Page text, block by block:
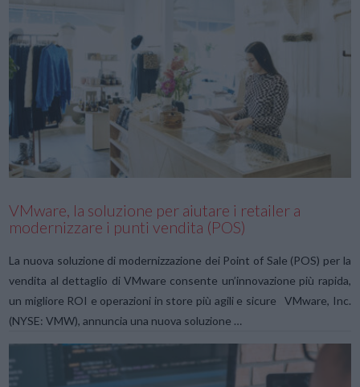
VIEW POST
VMware, la soluzione per aiutare i retailer a
modernizzare i punti vendita (POS)
La nuova soluzione di modernizzazione dei Point of Sale (POS) per la
vendita al dettaglio di VMware consente un’innovazione più rapida,
un migliore ROI e operazioni in store più agili e sicure VMware, Inc.
(NYSE: VMW), annuncia una nuova soluzione …